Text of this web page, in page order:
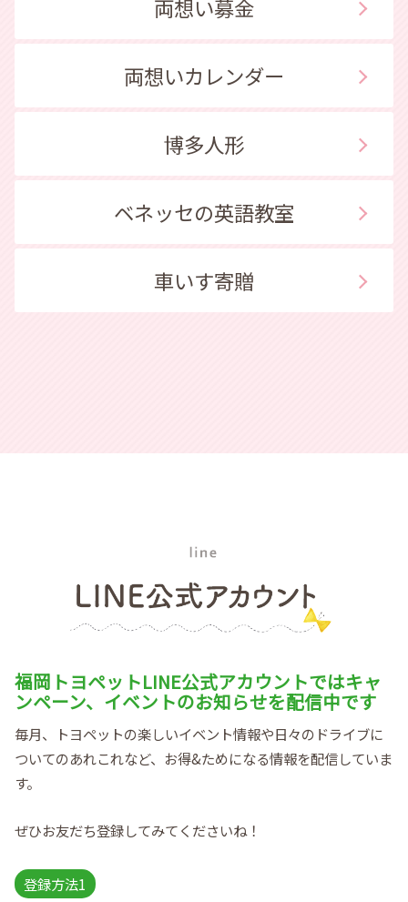
両想い募金
両想いカレンダー
博多人形
ベネッセの英語教室
車いす寄贈
福岡トヨペットLINE公式アカウントではキャ
ンペーン、イベントのお知らせを配信中です
毎月、トヨペットの楽しいイベント情報や日々のドライブに
ついてのあれこれなど、お得&ためになる情報を配信していま
す。
ぜひお友だち登録してみてくださいね！
登録方法1